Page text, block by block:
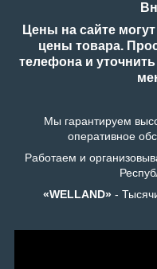
Цены на сайте
цены товара.
телефона и
Мы гарантируем
оперативное
Работаем и
«WELLAND»-